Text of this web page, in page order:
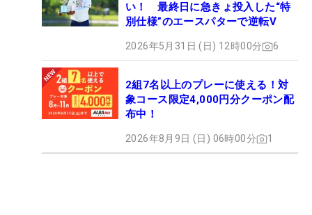
い！ 最終日に急きょ投入した“特
別仕様”のエースパターで逆転V
2026年5月31日 (日) 12時00分 6
2組7名以上のプレーに使える！対
象コース限定4,000円分クーポン配
布中！
2026年8月9日 (日) 06時00分 1